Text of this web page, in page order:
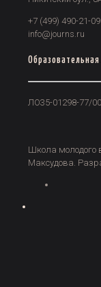
+7 (499) 490-21-09
info@journs.ru
ЛО35-01298-77/
Школа молодого
Максудова.